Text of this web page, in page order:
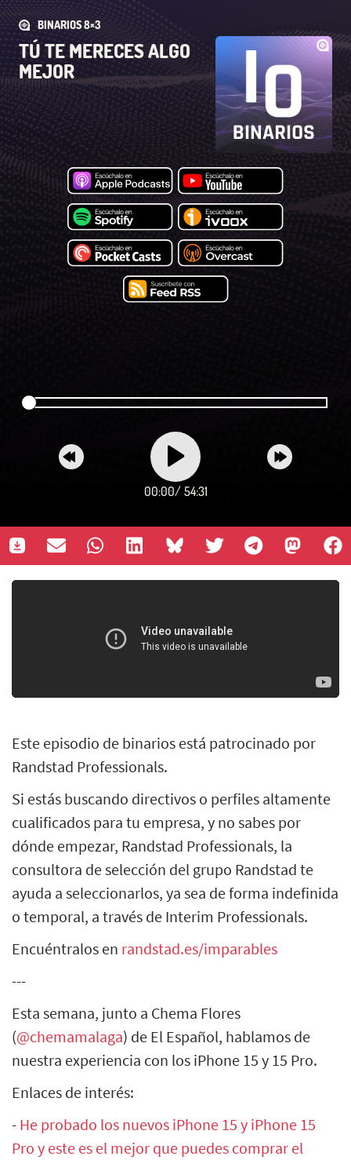
BINARIOS 8×3
TÚ TE MERECES ALGO
MEJOR
00:00/ 54:31
Este episodio de binarios está patrocinado por
Randstad Professionals.
Si estás buscando directivos o perfiles altamente
cualificados para tu empresa, y no sabes por
dónde empezar, Randstad Professionals, la
consultora de selección del grupo Randstad te
ayuda a seleccionarlos, ya sea de forma indefinida
o temporal, a través de Interim Professionals.
Encuéntralos en randstad.es/imparables
---
Esta semana, junto a Chema Flores
(@chemamalaga) de El Español, hablamos de
nuestra experiencia con los iPhone 15 y 15 Pro.
Enlaces de interés:
- He probado los nuevos iPhone 15 y iPhone 15
Pro y este es el mejor que puedes comprar el